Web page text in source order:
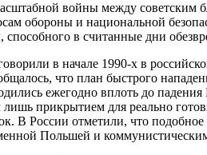
войны между
обороны и национальной
в считанные дни
в начале 1990-х в
что план быстрого
ежегодно вплоть до падения
прикрытием для реально
России отметили, что подобное
Польшей и